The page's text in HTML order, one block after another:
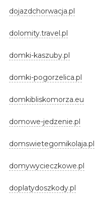
dojazdchorwacja.pl
dolomity.travel.pl
domki-kaszuby.pl
domki-pogorzelica.pl
domkibliskomorza.eu
domowe-jedzenie.pl
domswietegomikolaja.pl
domywycieczkowe.pl
doplatydoszkody.pl